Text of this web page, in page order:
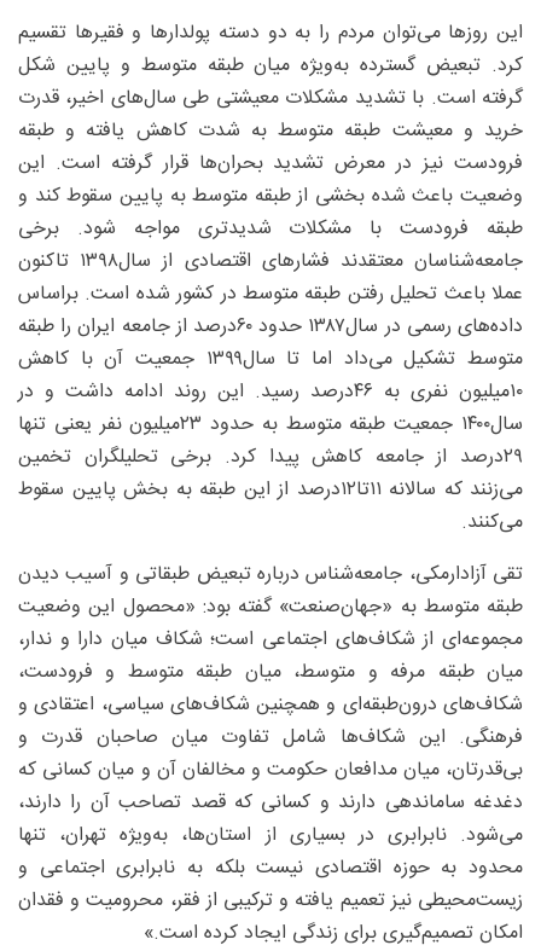
این روزها می‌توان مردم را به دو دسته پولدارها و فقیرها تقسیم
کرد. تبعیض گسترده به‌ویژه میان طبقه متوسط و پایین شکل
گرفته است. با تشدید مشکلات معیشتی طی سال‌های اخیر، قدرت
خرید و معیشت طبقه متوسط به شدت کاهش یافته و طبقه
فرودست نیز در معرض تشدید بحران‌ها قرار گرفته است. این
وضعیت باعث شده بخشی از طبقه متوسط به پایین سقوط کند و
طبقه فرودست با مشکلات شدیدتری مواجه شود. برخی
جامعه‌شناسان معتقدند فشارهای اقتصادی از سال۱۳۹۸ تاکنون
عملا باعث تحلیل رفتن طبقه متوسط در کشور شده است. براساس
داده‌های رسمی در سال۱۳۸۷ حدود ۶۰‌درصد از جامعه ایران را طبقه
متوسط تشکیل می‌داد اما تا سال۱۳۹۹ جمعیت آن با کاهش
۱۰‌میلیون نفری به ۴۶‌درصد رسید. این روند ادامه داشت و در
سال۱۴۰۰ جمعیت طبقه متوسط به حدود ۲۳‌میلیون نفر یعنی تنها
۲۹‌درصد از جامعه کاهش پیدا کرد. برخی تحلیلگران تخمین
می‌زنند که سالانه ۱۱تا۱۲‌درصد از این طبقه به بخش پایین سقوط
می‌کنند.
تقی آزادارمکی، جامعه‌شناس درباره تبعیض طبقاتی و آسیب دیدن
طبقه متوسط به «جهان‌صنعت» گفته بود: «محصول این وضعیت
مجموعه‌ای از شکاف‌های اجتماعی است؛ شکاف میان دارا و ندار،
میان طبقه مرفه و متوسط، میان طبقه متوسط و فرودست،
شکاف‌های درون‌طبقه‌ای و همچنین شکاف‌های سیاسی، اعتقادی و
فرهنگی. این شکاف‌ها شامل تفاوت میان صاحبان قدرت و
بی‌قدرتان، میان مدافعان حکومت و مخالفان آن و میان کسانی که
دغدغه ساماندهی دارند و کسانی که قصد تصاحب آن را دارند،
می‌شود. نابرابری در بسیاری از استان‌ها، به‌ویژه تهران، تنها
محدود به حوزه اقتصادی نیست بلکه به نابرابری اجتماعی و
زیست‌محیطی نیز تعمیم یافته و ترکیبی از فقر، محرومیت و فقدان
امکان تصمیم‌گیری برای زندگی ایجاد کرده است.»